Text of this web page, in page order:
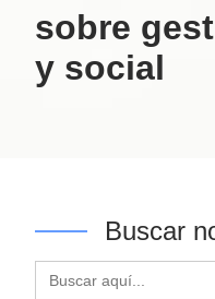
sobre
y social
Buscar
Buscar: